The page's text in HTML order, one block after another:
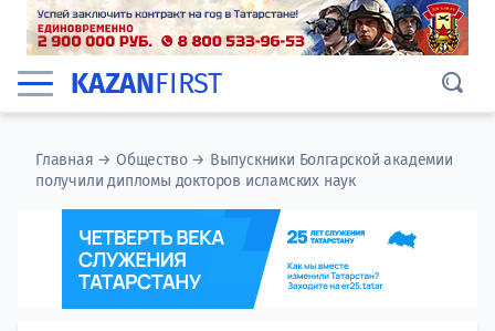
KAZANFIRST
Главная →Общество→ Выпускники Болгарской академии
получили дипломы докторов исламских наук